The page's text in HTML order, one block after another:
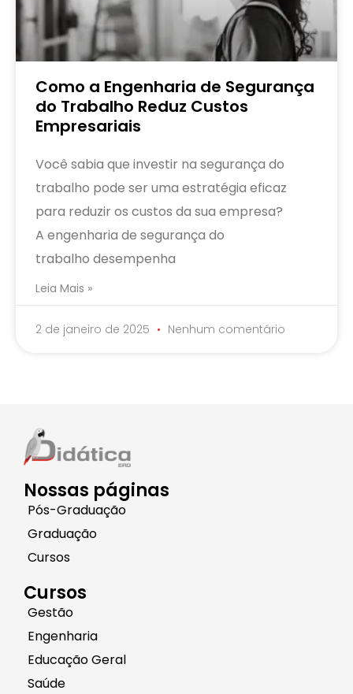
Como a Engenharia de Segurança
do Trabalho Reduz Custos
Empresariais
Você sabia que investir na segurança do
trabalho pode ser uma estratégia eficaz
para reduzir os custos da sua empresa?
A engenharia de segurança do
trabalho desempenha
Leia Mais »
2 de janeiro de 2025 Nenhum comentário
Nossas páginas
Pós-Graduação
Graduação
Cursos
Cursos
Gestão
Engenharia
Educação Geral
Saúde